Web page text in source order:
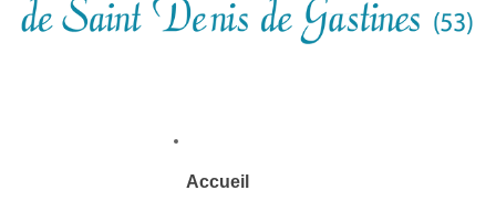
Accueil